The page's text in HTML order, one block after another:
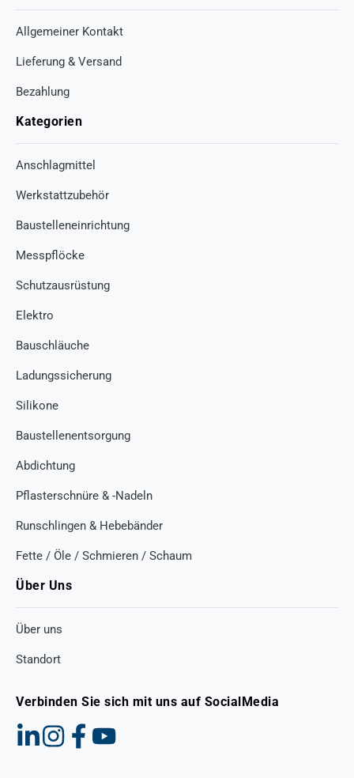
Allgemeiner Kontakt
Lieferung & Versand
Bezahlung
Kategorien
Anschlagmittel
Werkstattzubehör
Baustelleneinrichtung
Messpflöcke
Schutzausrüstung
Elektro
Bauschläuche
Ladungssicherung
Silikone
Baustellenentsorgung
Abdichtung
Pflasterschnüre & -Nadeln
Runschlingen & Hebebänder
Fette / Öle / Schmieren / Schaum
Über Uns
Über uns
Standort
Verbinden Sie sich mit uns auf SocialMedia